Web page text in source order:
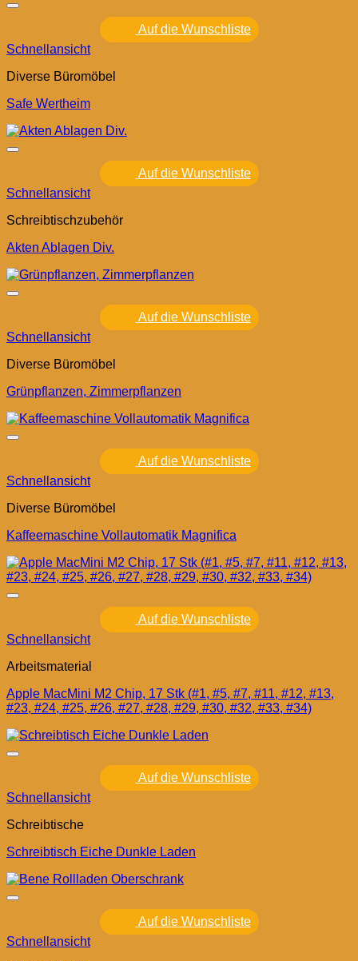
Auf die Wunschliste
Schnellansicht
Diverse Büromöbel
Safe Wertheim
Auf die Wunschliste
Schnellansicht
Schreibtischzubehör
Akten Ablagen Div.
Auf die Wunschliste
Schnellansicht
Diverse Büromöbel
Grünpflanzen, Zimmerpflanzen
Auf die Wunschliste
Schnellansicht
Diverse Büromöbel
Kaffeemaschine Vollautomatik Magnifica
Auf die Wunschliste
Schnellansicht
Arbeitsmaterial
Apple MacMini M2 Chip, 17 Stk (#1, #5, #7, #11, #12, #13,
#23, #24, #25, #26, #27, #28, #29, #30, #32, #33, #34)
Auf die Wunschliste
Schnellansicht
Schreibtische
Schreibtisch Eiche Dunkle Laden
Auf die Wunschliste
Schnellansicht